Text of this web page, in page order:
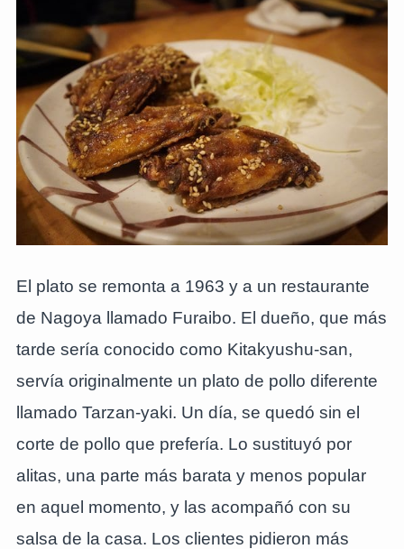
El plato se remonta a 1963 y a un restaurante
de Nagoya llamado Furaibo. El dueño, que más
tarde sería conocido como Kitakyushu-san,
servía originalmente un plato de pollo diferente
llamado Tarzan-yaki. Un día, se quedó sin el
corte de pollo que prefería. Lo sustituyó por
alitas, una parte más barata y menos popular
en aquel momento, y las acompañó con su
salsa de la casa. Los clientes pidieron más